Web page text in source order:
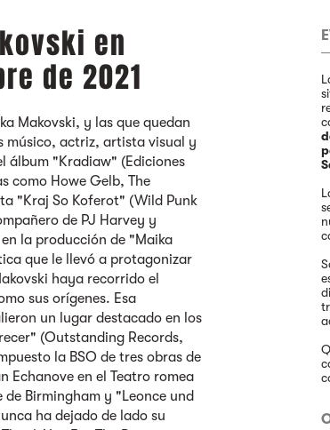
en
de 2021
Makovski, y las que quedan
músico, actriz, artista visual y
álbum "Kradiaw" (Ediciones
como Howe Gelb, The
"Kraj So Koferot" (Wild Punk
de PJ Harvey y
la producción de "Maika
que le llevó a protagonizar
haya recorrido el
sus orígenes. Esa
un lugar destacado en los
(Outstanding Records,
la BSO de tres obras de
Echanove en el Teatro romea
Birmingham y "Leonce und
ha dejado de lado su